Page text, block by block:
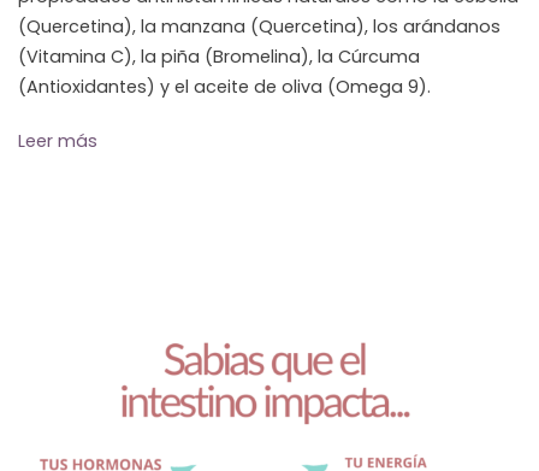
(Quercetina), la manzana (Quercetina), los arándanos
(Vitamina C), la piña (Bromelina), la Cúrcuma
(Antioxidantes) y el aceite de oliva (Omega 9).
Leer más